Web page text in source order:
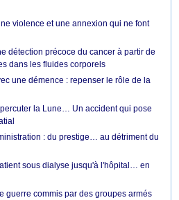
violence et une annexion qui ne font
détection précoce du cancer à partir de
dans les fluides corporels
une démence : repenser le rôle de la
la Lune… Un accident qui pose
: du prestige… au détriment du
sous dialyse jusqu'à l'hôpital… en
guerre commis par des groupes armés